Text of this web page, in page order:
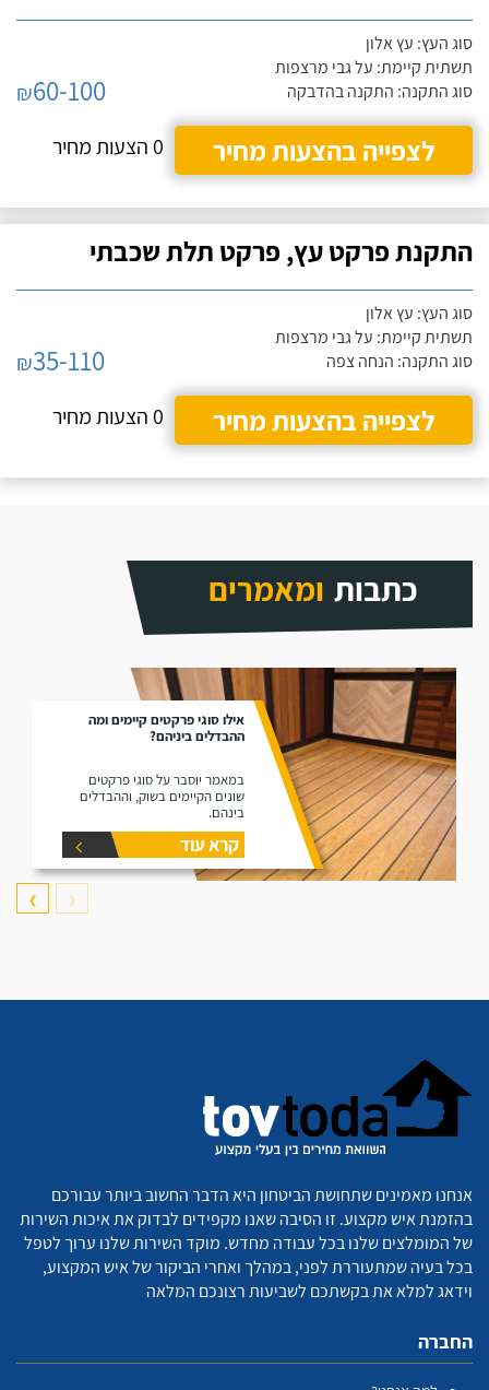
סוג העץ: עץ אלון
תשתית קיימת: על גבי מרצפות
סוג התקנה: התקנה בהדבקה
₪60-100
לצפייה בהצעות מחיר
0 הצעות מחיר
התקנת פרקט עץ, פרקט תלת שכבתי
סוג העץ: עץ אלון
תשתית קיימת: על גבי מרצפות
סוג התקנה: הנחה צפה
₪35-110
לצפייה בהצעות מחיר
0 הצעות מחיר
כתבות ומאמרים
אילו סוגי פרקטים קיימים ומה
ההבדלים ביניהם?
במאמר יוסבר על סוגי פרקטים
שונים הקיימים בשוק, וההבדלים
בינהם.
קרא עוד
❮
❯
אנחנו מאמינים שתחושת הביטחון היא הדבר החשוב ביותר עבורכם
בהזמנת איש מקצוע. זו הסיבה שאנו מקפידים לבדוק את איכות השירות
של המומלצים שלנו בכל עבודה מחדש. מוקד השירות שלנו ערוך לטפל
בכל בעיה שמתעוררת לפני, במהלך ואחרי הביקור של איש המקצוע,
וידאג למלא את בקשתכם לשביעות רצונכם המלאה
החברה